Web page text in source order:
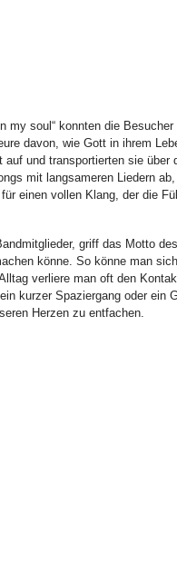
my soul“ konnten die
davon, wie Gott in ihrem
und transportierten sie über
mit langsameren Liedern
einen vollen Klang, der die
griff das Motto
könne. So könne man
verliere man oft den
kurzer Spaziergang oder ein
Herzen zu entfachen.